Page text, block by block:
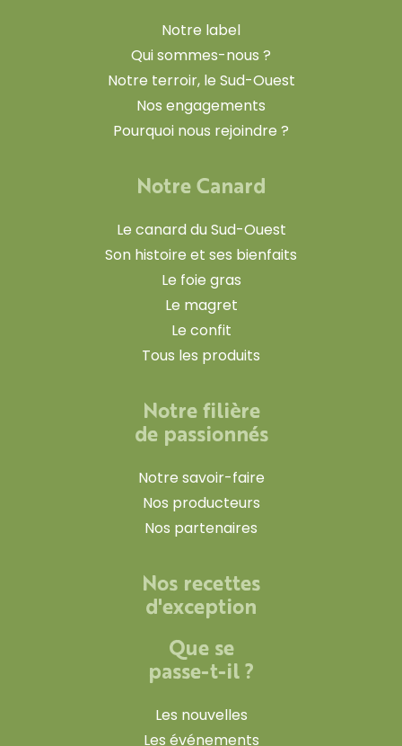
Notre label
Qui sommes-nous ?
Notre terroir, le Sud-Ouest
Nos engagements
Pourquoi nous rejoindre ?
Notre Canard
Le canard du Sud-Ouest
Son histoire et ses bienfaits
Le foie gras
Le magret
Le confit
Tous les produits
Notre filière
de passionnés
Notre savoir-faire
Nos producteurs
Nos partenaires
Nos recettes
d'exception
Que se
passe-t-il ?
Les nouvelles
Les événements